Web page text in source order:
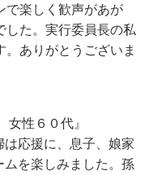
で楽しく歓声があが
した。実行委員長の私
ありがとうございま
女性６０代』
は応援に、息子、娘家
ムを楽しみました。孫